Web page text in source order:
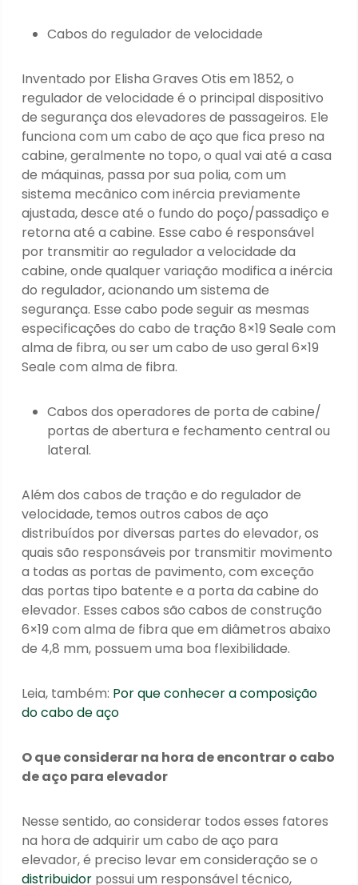
Cabos do regulador de velocidade
Inventado por Elisha Graves Otis em 1852, o
regulador de velocidade é o principal dispositivo
de segurança dos elevadores de passageiros. Ele
funciona com um cabo de aço que fica preso na
cabine, geralmente no topo, o qual vai até a casa
de máquinas, passa por sua polia, com um
sistema mecânico com inércia previamente
ajustada, desce até o fundo do poço/passadiço e
retorna até a cabine. Esse cabo é responsável
por transmitir ao regulador a velocidade da
cabine, onde qualquer variação modifica a inércia
do regulador, acionando um sistema de
segurança. Esse cabo pode seguir as mesmas
especificações do cabo de tração 8×19 Seale com
alma de fibra, ou ser um cabo de uso geral 6×19
Seale com alma de fibra.
Cabos dos operadores de porta de cabine/
portas de abertura e fechamento central ou
lateral.
Além dos cabos de tração e do regulador de
velocidade, temos outros cabos de aço
distribuídos por diversas partes do elevador, os
quais são responsáveis por transmitir movimento
a todas as portas de pavimento, com exceção
das portas tipo batente e a porta da cabine do
elevador. Esses cabos são cabos de construção
6×19 com alma de fibra que em diâmetros abaixo
de 4,8 mm, possuem uma boa flexibilidade.
Leia, também: Por que conhecer a composição
do cabo de aço
O que considerar na hora de encontrar o cabo
de aço para elevador
Nesse sentido, ao considerar todos esses fatores
na hora de adquirir um cabo de aço para
elevador, é preciso levar em consideração se o
distribuidor possui um responsável técnico,